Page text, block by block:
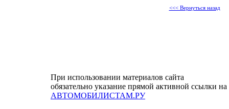
<<< Вернуться назад
При использовании материалов сайта
обязательно указание прямой активной ссылки на
АВТОМОБИЛИСТАМ.РУ